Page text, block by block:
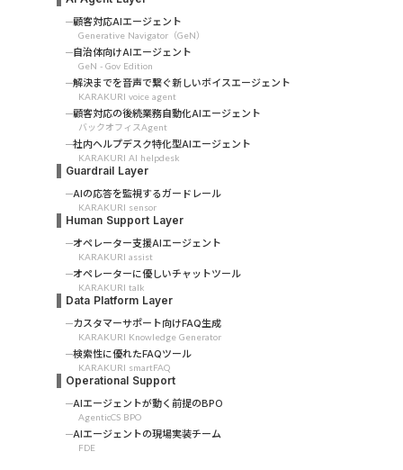
顧客対応AIエージェント
Generative Navigator（GeN）
自治体向けAIエージェント
GeN - Gov Edition
解決までを音声で繋ぐ新しいボイスエージェント
KARAKURI voice agent
顧客対応の後続業務自動化AIエージェント
バックオフィスAgent
社内ヘルプデスク特化型AIエージェント
KARAKURI AI helpdesk
Guardrail Layer
AIの応答を監視するガードレール
KARAKURI sensor
Human Support Layer
オペレーター支援AIエージェント
KARAKURI assist
オペレーターに優しいチャットツール
KARAKURI talk
Data Platform Layer
カスタマーサポート向けFAQ生成
KARAKURI Knowledge Generator
検索性に優れたFAQツール
KARAKURI smartFAQ
Operational Support
AIエージェントが動く前提のBPO
AgenticCS BPO
AIエージェントの現場実装チーム
FDE